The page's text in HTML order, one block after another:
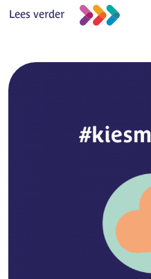
Lees verder